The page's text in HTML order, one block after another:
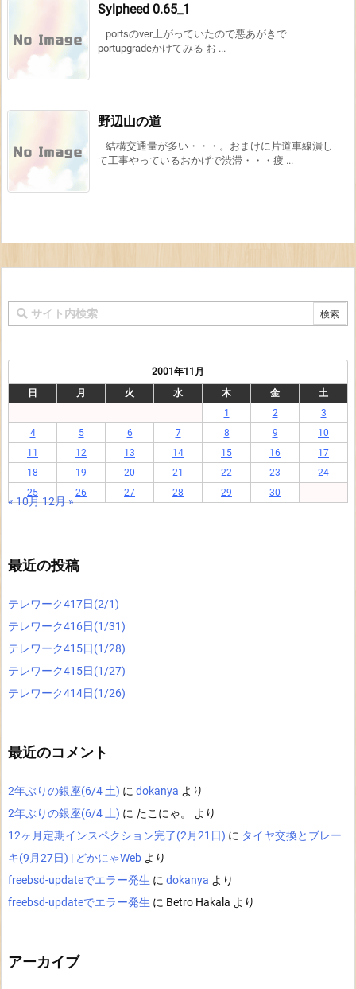
Sylpheed 0.65_1
portsのver上がっていたので悪あがきで
portupgradeかけてみる お ...
野辺山の道
結構交通量が多い・・・。おまけに片道車線潰し
て工事やっているおかげで渋滞・・・疲 ...
2001年11月
日
月 火 水 木 金
土
1
2
3
4
5 6 7 8 9
10
11
12 13 14 15 16
17
18
19 20 21 22 23
24
25
26 27 28 29 30
« 10月12月 »
最近の投稿
テレワーク417日(2/1)
テレワーク416日(1/31)
テレワーク415日(1/28)
テレワーク415日(1/27)
テレワーク414日(1/26)
最近のコメント
2年ぶりの銀座(6/4 土) に dokanya より
2年ぶりの銀座(6/4 土) に たこにゃ。
より
12ヶ月定期インスペクション完了(2月21日) に タイヤ交換とブレー
キ(9月27日) | どかにゃWeb より
freebsd-updateでエラー発生 に dokanya より
freebsd-updateでエラー発生 に Betro Hakala より
アーカイブ